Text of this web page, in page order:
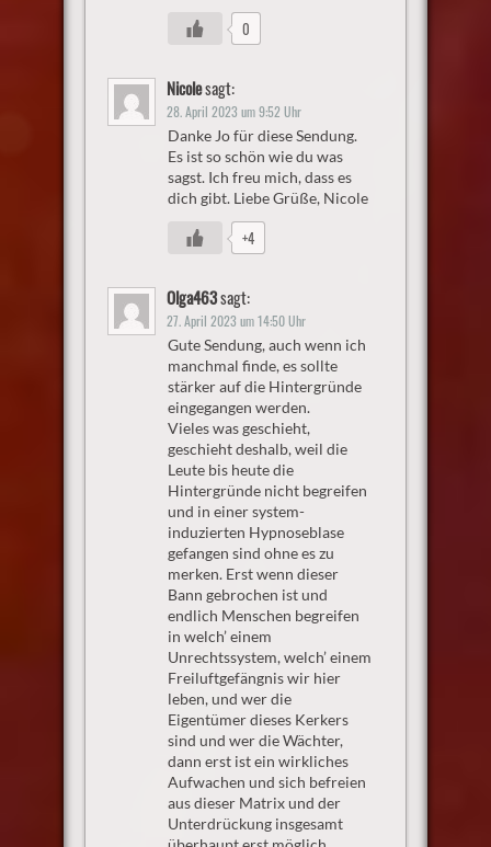
0
Nicolesagt:
28. April 2023 um 9:52 Uhr
Danke Jo für diese Sendung.
Es ist so schön wie du was
sagst. Ich freu mich, dass es
dich gibt. Liebe Grüße, Nicole
+4
Olga463sagt:
27. April 2023 um 14:50 Uhr
Gute Sendung, auch wenn ich
manchmal finde, es sollte
stärker auf die Hintergründe
eingegangen werden.
Vieles was geschieht,
geschieht deshalb, weil die
Leute bis heute die
Hintergründe nicht begreifen
und in einer system-
induzierten Hypnoseblase
gefangen sind ohne es zu
merken. Erst wenn dieser
Bann gebrochen ist und
endlich Menschen begreifen
in welch’ einem
Unrechtssystem, welch’ einem
Freiluftgefängnis wir hier
leben, und wer die
Eigentümer dieses Kerkers
sind und wer die Wächter,
dann erst ist ein wirkliches
Aufwachen und sich befreien
aus dieser Matrix und der
Unterdrückung insgesamt